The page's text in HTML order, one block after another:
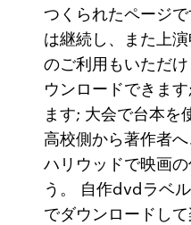
つくられたページ
は継続し、また上
のご利用もいただ
ウンロードできま
ます; 大会で台本を
高校側から著作者へ
ハリウッドで映画
う。 自作dvdラベ
でダウンロードし